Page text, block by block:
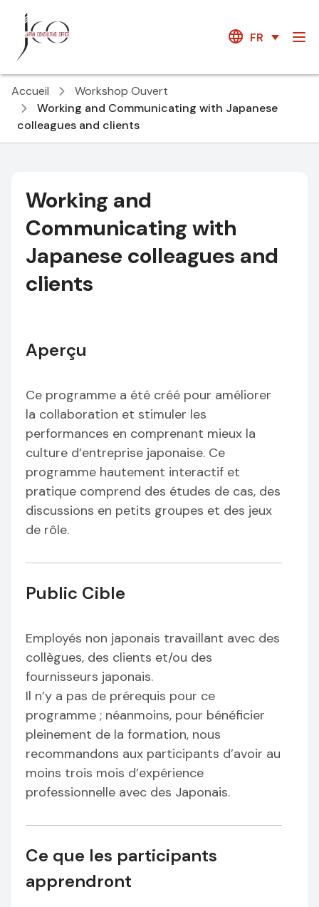
FR
Accueil
Workshop Ouvert
Working and Communicating with Japanese
colleagues and clients
Working and
Communicating with
Japanese colleagues and
clients
Aperçu
Ce programme a été créé pour améliorer
la collaboration et stimuler les
performances en comprenant mieux la
culture d’entreprise japonaise. Ce
programme hautement interactif et
pratique comprend des études de cas, des
discussions en petits groupes et des jeux
de rôle.
Public Cible
Employés non japonais travaillant avec des
collègues, des clients et/ou des
fournisseurs japonais.
Il n’y a pas de prérequis pour ce
programme ; néanmoins, pour bénéficier
pleinement de la formation, nous
recommandons aux participants d’avoir au
moins trois mois d’expérience
professionnelle avec des Japonais.
Ce que les participants
apprendront